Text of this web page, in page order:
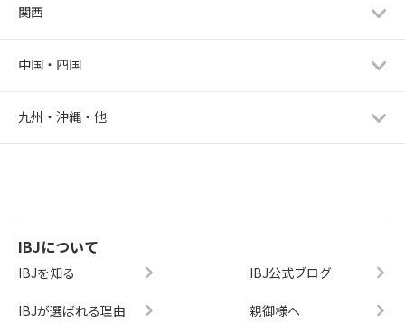
関西
中国・四国
九州・沖縄・他
IBJについて
IBJを知る
IBJが選ばれる理由
IBJ公式ブログ
親御様へ